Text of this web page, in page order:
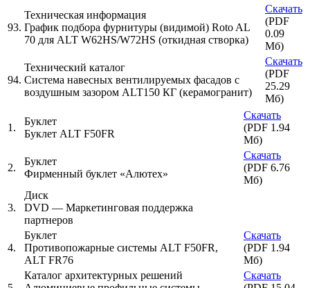
93.
Техническая информация
График подбора фурнитуры (видимой) Roto AL
70 для ALT W62HS/W72HS (откидная створка)
Скачать
(PDF
0.09
Мб)
94.
Технический каталог
Система навесных вентилируемых фасадов с
воздушным зазором ALT150 КГ (керамогранит)
Скачать
(PDF
25.29
Мб)
1.
Буклет
Буклет ALT F50FR
Скачать
(PDF 1.94
Мб)
2.
Буклет
Фирменный буклет «Алютех»
Скачать
(PDF 6.76
Мб)
3.
Диск
DVD — Маркетинговая поддержка
партнеров
4.
Буклет
Противопожарные системы ALT F50FR,
ALT FR76
Скачать
(PDF 1.94
Мб)
Каталог архитектурных решений
Скачать